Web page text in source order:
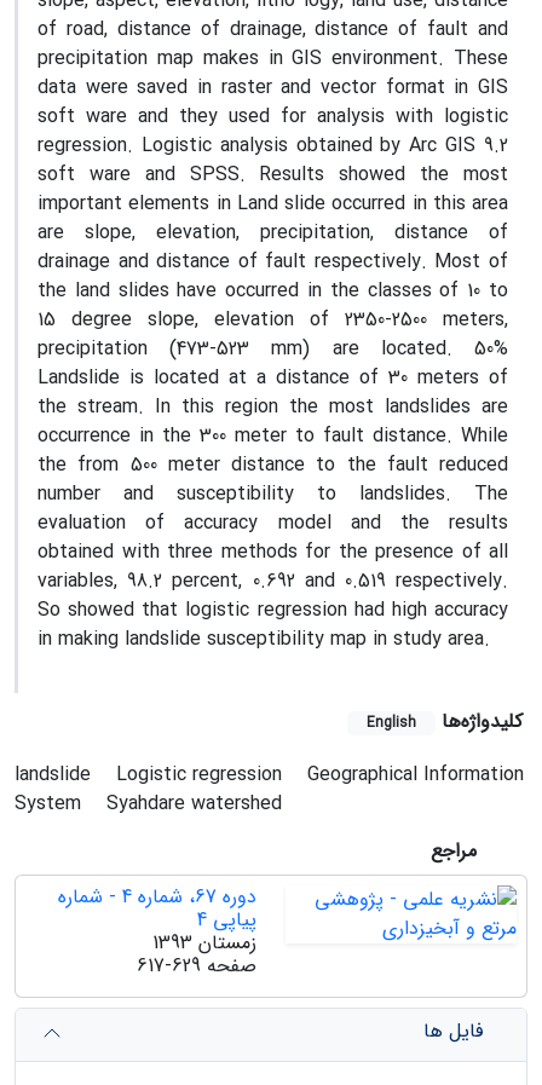
of road, distance of drainage, distance of fault and
precipitation map makes in GIS environment. These
data were saved in raster and vector format in GIS
soft ware and they used for analysis with logistic
regression. Logistic analysis obtained by Arc GIS 9.2
soft ware and SPSS. Results showed the most
important elements in Land slide occurred in this area
are slope, elevation, precipitation, distance of
drainage and distance of fault respectively. Most of
the land slides have occurred in the classes of 10 to
15 degree slope, elevation of 2350-2500 meters,
precipitation (473-523 mm) are located. 50%
Landslide is located at a distance of 30 meters of
the stream. In this region the most landslides are
occurrence in the 300 meter to fault distance. While
the from 500 meter distance to the fault reduced
number and susceptibility to landslides. The
evaluation of accuracy model and the results
obtained with three methods for the presence of all
variables, 98.2 percent, 0.692 and 0.519 respectively.
So showed that logistic regression had high accuracy
in making landslide susceptibility map in study area.
کلیدواژه‌ها English
landslide Logistic regression
Geographical Information
System
Syahdare watershed
مراجع
دوره 67، شماره 4 - شماره
پیاپی 4
زمستان 1393
صفحه 617-629
فایل ها